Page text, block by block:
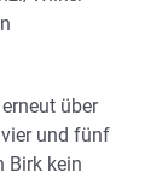
über
und fünf
Birk kein